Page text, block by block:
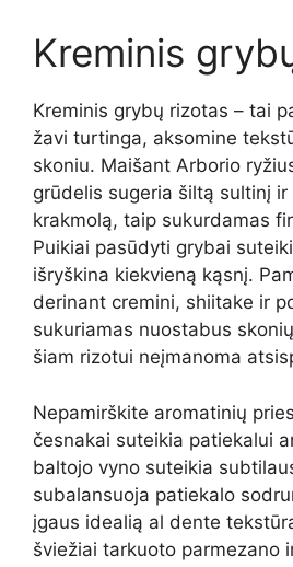
Kreminis
Kreminis grybų rizotas – tai
žavi turtinga, aksomine
skoniu. Maišant Arborio
grūdelis sugeria šiltą sultinį ir
krakmolą, taip sukurdamas
Puikiai pasūdyti grybai
išryškina kiekvieną kąsnį.
derinant cremini, shiitake ir
sukuriamas nuostabus
šiam rizotui neįmanoma
Nepamirškite aromatinių
česnakai suteikia patiekalui
baltojo vyno suteikia
subalansuoja patiekalo
įgaus idealią al dente
šviežiai tarkuoto parmezano